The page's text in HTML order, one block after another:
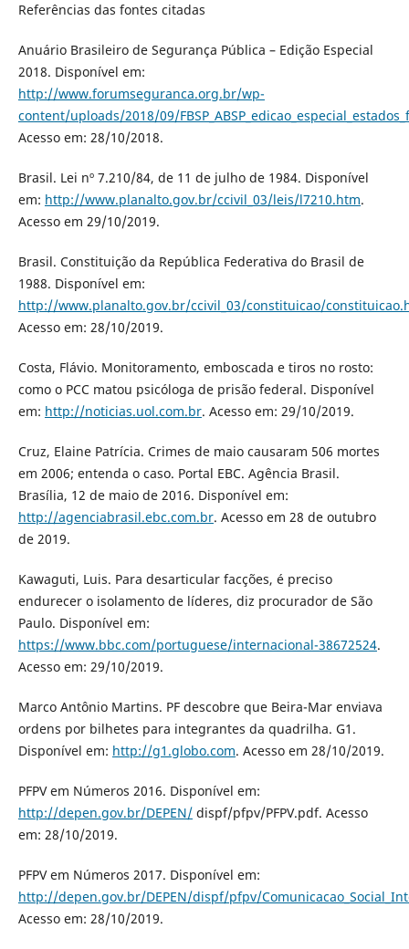
Referências das fontes citadas
Anuário Brasileiro de Segurança Pública – Edição Especial
2018. Disponível em:
http://www.forumseguranca.org.br/wp-
content/uploads/2018/09/
Acesso em: 28/10/2018.
Brasil. Lei nº 7.210/84, de 11 de julho de 1984. Disponível
em: http://www.planalto.gov.br/ccivil_03/leis/l7210.htm.
Acesso em 29/10/2019.
Brasil. Constituição da República Federativa do Brasil de
1988. Disponível em:
http://www.planalto.gov.br/ccivil_03/constituicao/
Acesso em: 28/10/2019.
Costa, Flávio. Monitoramento, emboscada e tiros no rosto:
como o PCC matou psicóloga de prisão federal. Disponível
em: http://noticias.uol.com.br. Acesso em: 29/10/2019.
Cruz, Elaine Patrícia. Crimes de maio causaram 506 mortes
em 2006; entenda o caso. Portal EBC. Agência Brasil.
Brasília, 12 de maio de 2016. Disponível em:
http://agenciabrasil.ebc.com.br. Acesso em 28 de outubro
de 2019.
Kawaguti, Luis. Para desarticular facções, é preciso
endurecer o isolamento de líderes, diz procurador de São
Paulo. Disponível em:
https://www.bbc.com/portuguese/internacional-38672524.
Acesso em: 29/10/2019.
Marco Antônio Martins. PF descobre que Beira-Mar enviava
ordens por bilhetes para integrantes da quadrilha. G1.
Disponível em: http://g1.globo.com. Acesso em 28/10/2019.
PFPV em Números 2016. Disponível em:
http://depen.gov.br/DEPEN/dispf/pfpv/PFPV.pdf. Acesso
em: 28/10/2019.
PFPV em Números 2017. Disponível em:
http://depen.gov.br/DEPEN/dispf/pfpv/
Acesso em: 28/10/2019.